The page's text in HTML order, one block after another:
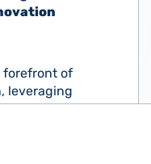
forefront of
leveraging
and data-
patient
of Tel